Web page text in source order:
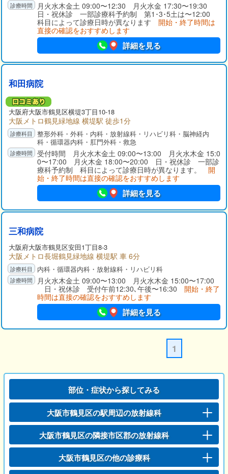
月火水木金土 09:00〜12:30 月火水金 17:30〜19:30
日・祝休診 一部診療科予約制 第1･3･5土は〜12:00
科目によって診療日時が異なります 開始・終了時間は
直接の確認をおすすめします
詳細を見る
和田病院
大阪府大阪市鶴見区横堤3丁目10-18
大阪メトロ鶴見緑地線 横堤駅 徒歩1分
整形外科・外科・内科・放射線科・リハビリ科・脳神経内
科・循環器内科・肛門外科・救急
受付時間 月火水木金土 09:00〜13:00 月火水木金 15:0
0〜17:00 月火木金 18:00〜20:00 日・祝休診 一部診
療科予約制 科目によって診療日時が異なります。 開
始・終了時間は直接の確認をおすすめします
詳細を見る
三和病院
大阪府大阪市鶴見区安田1丁目8-3
大阪メトロ長堀鶴見緑地線 横堤駅 車 6分
内科・循環器内科・放射線科・リハビリ科
月火水木金土 09:00〜13:00 月火水木金 15:00〜17:00
日・祝休診 受付午前12:30､午後〜16:30 開始・終了
時間は直接の確認をおすすめします
詳細を見る
1
部位・症状から探してみる
大阪市鶴見区の駅周辺の放射線科
大阪市鶴見区の隣接市区郡の放射線科
大阪市鶴見区の他の診療科